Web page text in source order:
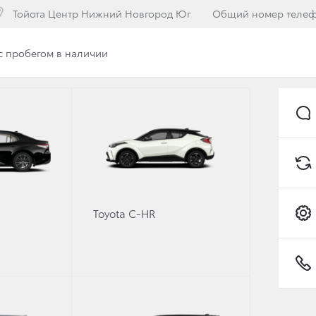
Тойота Центр Нижний Новгород Юг Общий номер
Toyota C-HR
пробегом в наличии
ПОКОЛЕНИИ
ТОЙОТА
TOYOTA LAND